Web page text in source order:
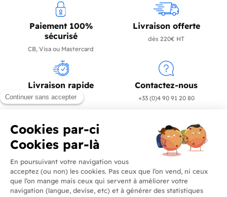
Paiement 100%
sécurisé
CB, Visa ou Mastercard
Livraison offerte
dès 220€ HT
Livraison rapide
en 24/72h
Contactez-nous
+33 (0)4 90 91 20 80